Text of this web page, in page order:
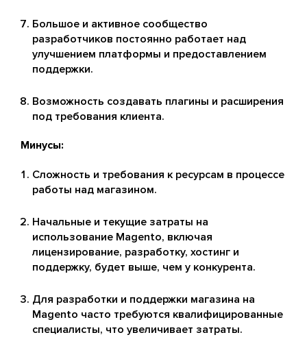
Большое и активное сообщество
разработчиков постоянно работает над
улучшением платформы и предоставлением
поддержки.
Возможность создавать плагины и расширения
под требования клиента.
Минусы:
Сложность и требования к ресурсам в процессе
работы над магазином.
Начальные и текущие затраты на
использование Magento, включая
лицензирование, разработку, хостинг и
поддержку, будет выше, чем у конкурента.
Для разработки и поддержки магазина на
Magento часто требуются квалифицированные
специалисты, что увеличивает затраты.